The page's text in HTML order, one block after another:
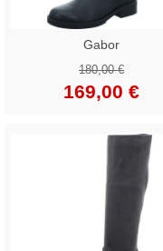
Gabor
180,00 €
169,00 €